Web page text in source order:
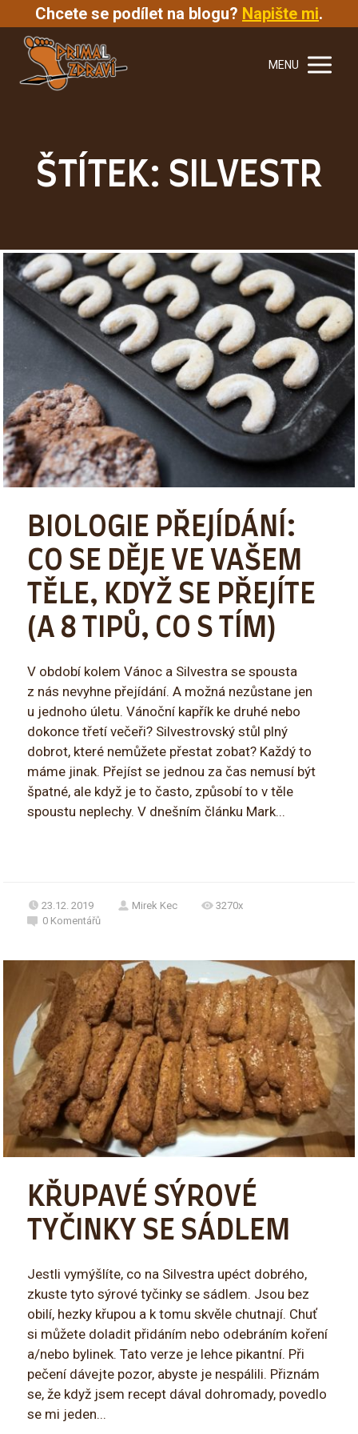
Chcete se podílet na blogu? Napište mi.
MENU
ŠTÍTEK: SILVESTR
BIOLOGIE PŘEJÍDÁNÍ:
CO SE DĚJE VE VAŠEM
TĚLE, KDYŽ SE PŘEJÍTE
(A 8 TIPŮ, CO S TÍM)
V období kolem Vánoc a Silvestra se spousta
z nás nevyhne přejídání. A možná nezůstane jen
u jednoho úletu. Vánoční kapřík ke druhé nebo
dokonce třetí večeři? Silvestrovský stůl plný
dobrot, které nemůžete přestat zobat? Každý to
máme jinak. Přejíst se jednou za čas nemusí být
špatné, ale když je to často, způsobí to v těle
spoustu neplechy. V dnešním článku Mark...
23.12. 2019 Mirek Kec
3270x
0 Komentářů
KŘUPAVÉ SÝROVÉ
TYČINKY SE SÁDLEM
Jestli vymýšlíte, co na Silvestra upéct dobrého,
zkuste tyto sýrové tyčinky se sádlem. Jsou bez
obilí, hezky křupou a k tomu skvěle chutnají. Chuť
si můžete doladit přidáním nebo odebráním koření
a/nebo bylinek. Tato verze je lehce pikantní. Při
pečení dávejte pozor, abyste je nespálili. Přiznám
se, že když jsem recept dával dohromady, povedlo
se mi jeden...